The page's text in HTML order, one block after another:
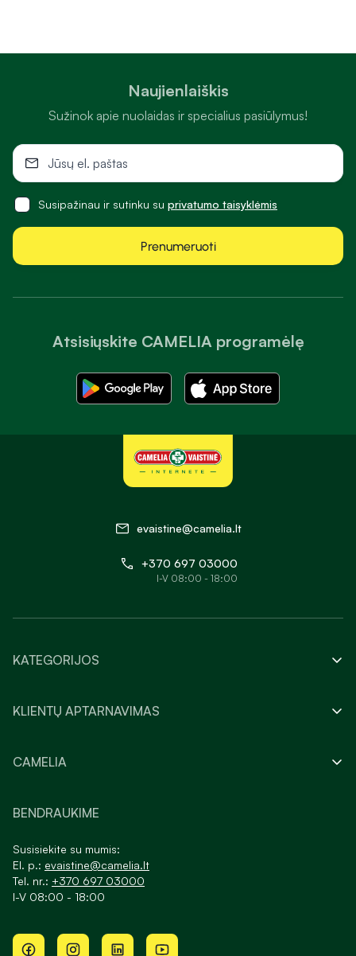
Atsisiųskite CAMELIA programėlę
Naujienlaiškis
Sužinok apie nuolaidas ir specialius pasiūlymus!
Susipažinau ir sutinku su privatumo taisyklėmis
Prenumeruoti
evaistine@camelia.lt
+370 697 03000
I-V 08:00 - 18:00
KATEGORIJOS
KLIENTŲ APTARNAVIMAS
CAMELIA
BENDRAUKIME
Susisiekite su mumis:
El. p.: evaistine@camelia.lt
Tel. nr.: +370 697 03000
I-V 08:00 - 18:00